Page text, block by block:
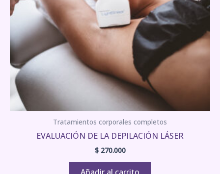
Tratamientos corporales completos
EVALUACIÓN DE LA DEPILACIÓN LÁSER
$270.000